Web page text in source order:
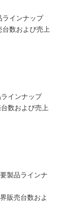
ラインナップ
数および売上
インナップ
数および売上
製品ラインナ
販売台数およ